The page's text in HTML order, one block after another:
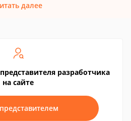
далее
разработчика
на сайте